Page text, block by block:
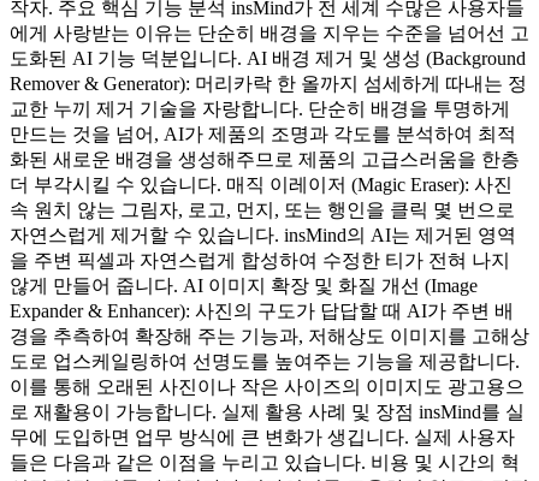
작자. 주요 핵심 기능 분석 insMind가 전 세계 수많은 사용자들
에게 사랑받는 이유는 단순히 배경을 지우는 수준을 넘어선 고
도화된 AI 기능 덕분입니다. AI 배경 제거 및 생성 (Background
Remover & Generator): 머리카락 한 올까지 섬세하게 따내는 정
교한 누끼 제거 기술을 자랑합니다. 단순히 배경을 투명하게
만드는 것을 넘어, AI가 제품의 조명과 각도를 분석하여 최적
화된 새로운 배경을 생성해주므로 제품의 고급스러움을 한층
더 부각시킬 수 있습니다. 매직 이레이저 (Magic Eraser): 사진
속 원치 않는 그림자, 로고, 먼지, 또는 행인을 클릭 몇 번으로
자연스럽게 제거할 수 있습니다. insMind의 AI는 제거된 영역
을 주변 픽셀과 자연스럽게 합성하여 수정한 티가 전혀 나지
않게 만들어 줍니다. AI 이미지 확장 및 화질 개선 (Image
Expander & Enhancer): 사진의 구도가 답답할 때 AI가 주변 배
경을 추측하여 확장해 주는 기능과, 저해상도 이미지를 고해상
도로 업스케일링하여 선명도를 높여주는 기능을 제공합니다.
이를 통해 오래된 사진이나 작은 사이즈의 이미지도 광고용으
로 재활용이 가능합니다. 실제 활용 사례 및 장점 insMind를 실
무에 도입하면 업무 방식에 큰 변화가 생깁니다. 실제 사용자
들은 다음과 같은 이점을 누리고 있습니다. 비용 및 시간의 혁